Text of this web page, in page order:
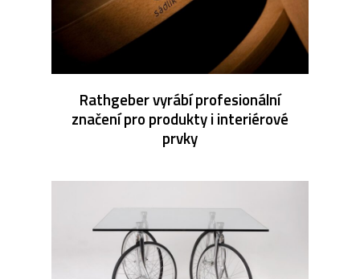
Rathgeber vyrábí profesionální
značení pro produkty i interiérové
prvky